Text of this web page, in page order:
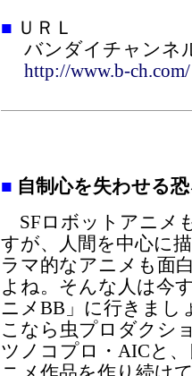
■ ＵＲＬ
バンダイチャンネ
http://www.b-ch.com/
■ 自制心を失わせる
SFロボットアニメ
すが、人間を中心に
ラマ的なアニメも面
よね。そんな人は今
ニメBB」に行きまし
こなら虫プロダクシ
ツノコプロ・AICと